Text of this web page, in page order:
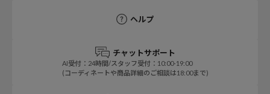
ヘルプ
チャットサポート
AI受付：24時間/スタッフ受付：10:00-19:00
(コーディネートや商品詳細のご相談は18:00まで)